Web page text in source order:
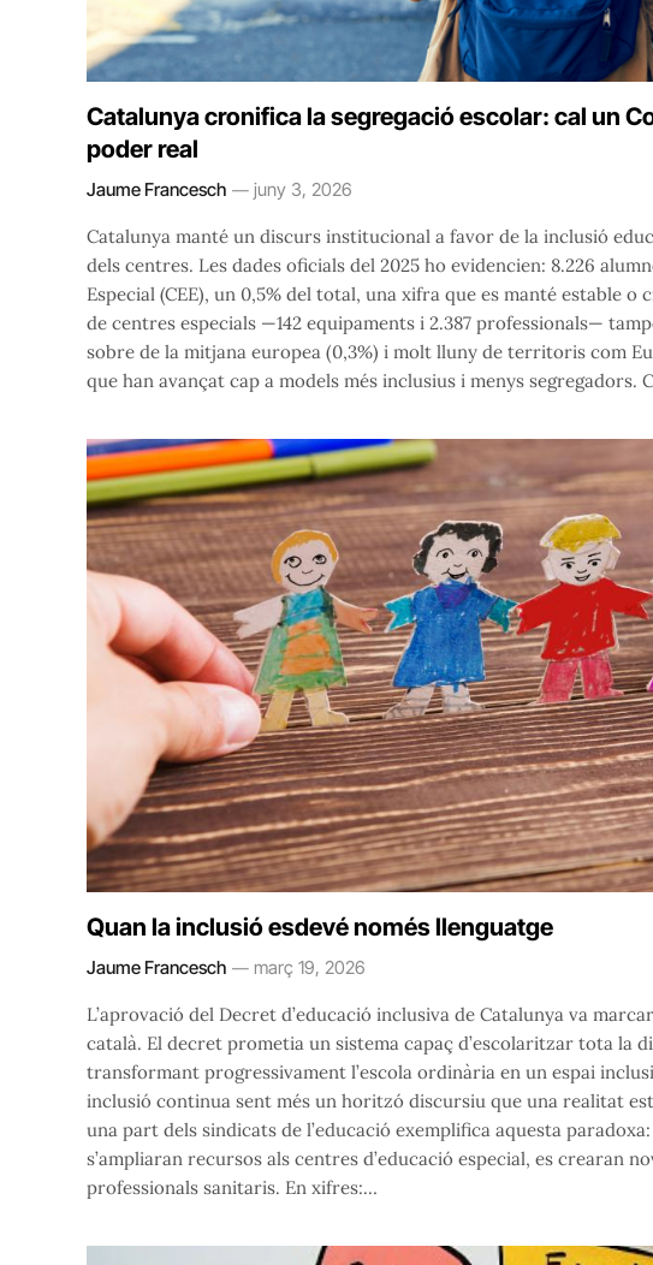
Catalunya cronifica la segregació escolar: cal un
poder real
Jaume Francesch juny 3, 2026
Catalunya manté un discurs institucional a favor de la inclusió
dels centres. Les dades oficials del 2025 ho evidencien: 8.226
Especial (CEE), un 0,5% del total, una xifra que es manté estable o
de centres especials —142 equipaments i 2.387 professionals—
sobre de la mitjana europea (0,3%) i molt lluny de territoris com
que han avançat cap a models més inclusius i menys segregadors.
Quan la inclusió esdevé només llenguatge
Jaume Francesch març 19, 2026
L’aprovació del Decret d’educació inclusiva de Catalunya va
català. El decret prometia un sistema capaç d’escolaritzar tota la
transformant progressivament l’escola ordinària en un espai
inclusió continua sent més un horitzó discursiu que una realitat
una part dels sindicats de l’educació exemplifica aquesta
s’ampliaran recursos als centres d’educació especial, es crearan
professionals sanitaris. En xifres:…